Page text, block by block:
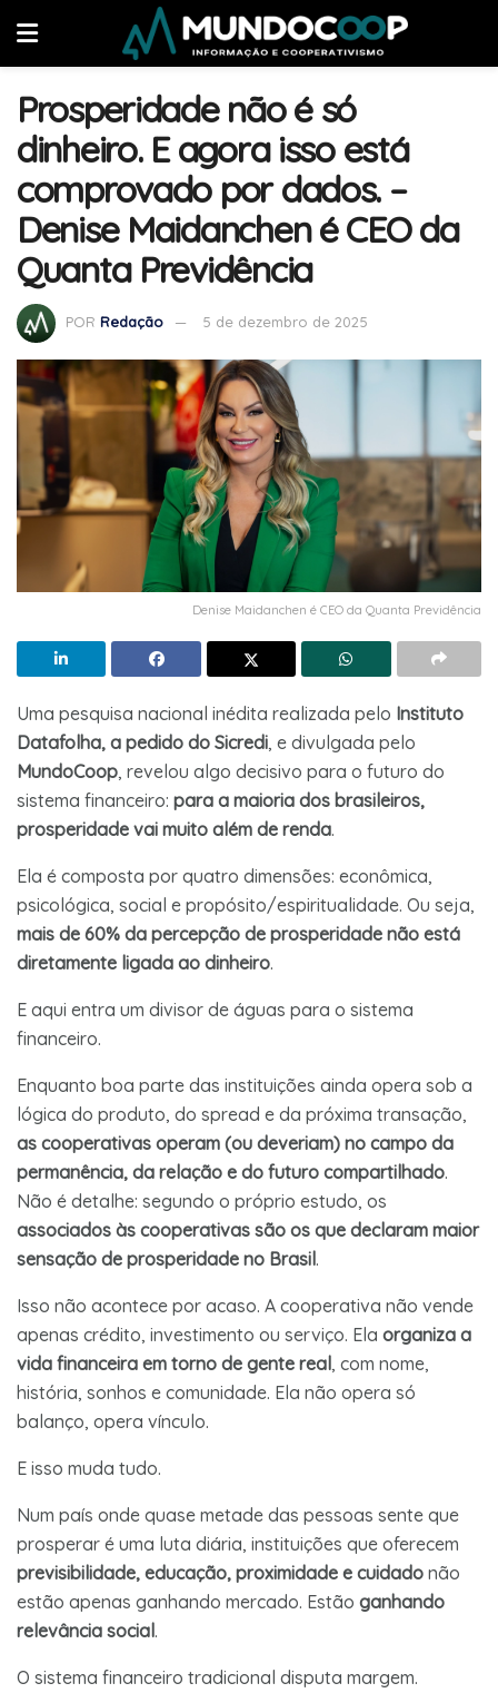
Prosperidade não é só
dinheiro. E agora isso está
comprovado por dados. –
Denise Maidanchen é CEO da
Quanta Previdência
POR Redação 5 de dezembro de 2025
Denise Maidanchen é CEO da Quanta Previdência
Uma pesquisa nacional inédita realizada pelo Instituto
Datafolha, a pedido do Sicredi, e divulgada pelo
MundoCoop, revelou algo decisivo para o futuro do
sistema financeiro: para a maioria dos brasileiros,
prosperidade vai muito além de renda.
Ela é composta por quatro dimensões: econômica,
psicológica, social e propósito/espiritualidade. Ou seja,
mais de 60% da percepção de prosperidade não está
diretamente ligada ao dinheiro.
E aqui entra um divisor de águas para o sistema
financeiro.
Enquanto boa parte das instituições ainda opera sob a
lógica do produto, do spread e da próxima transação,
as cooperativas operam (ou deveriam) no campo da
permanência, da relação e do futuro compartilhado.
Não é detalhe: segundo o próprio estudo, os
associados às cooperativas são os que declaram maior
sensação de prosperidade no Brasil.
Isso não acontece por acaso. A cooperativa não vende
apenas crédito, investimento ou serviço. Ela organiza a
vida financeira em torno de gente real, com nome,
história, sonhos e comunidade. Ela não opera só
balanço, opera vínculo.
E isso muda tudo.
Num país onde quase metade das pessoas sente que
prosperar é uma luta diária, instituições que oferecem
previsibilidade, educação, proximidade e cuidado não
estão apenas ganhando mercado. Estão ganhando
relevância social.
O sistema financeiro tradicional disputa margem.